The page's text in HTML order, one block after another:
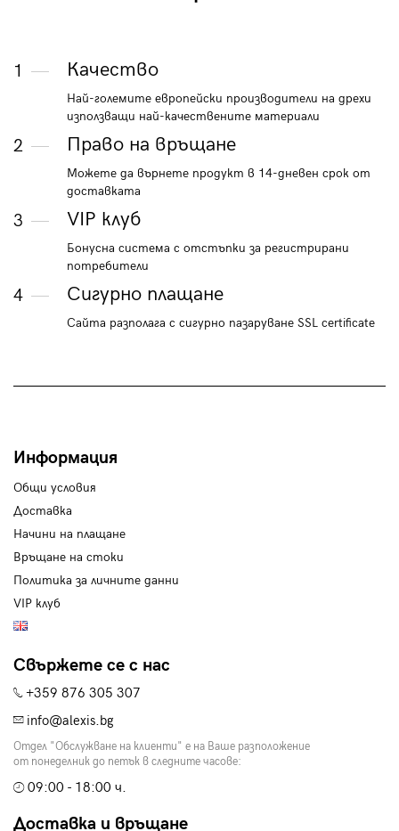
1 Качество
Най-големите европейски производители на дрехи
използващи най-качествените материали
2 Право на връщане
Можете да върнете продукт в 14-дневен срок от
доставката
3 VIP клуб
Бонусна система с отстъпки за регистрирани
потребители
4 Сигурно плащане
Сайта разполага с сигурно пазаруване SSL certificate
Информация
Общи условия
Доставка
Начини на плащане
Връщане на стоки
Политика за личните данни
VIP клуб
Свържете се с нас
+359 876 305 307
info@alexis.bg
Отдел "Обслужване на клиенти" е на Ваше разположение
от понеделник до петък в следните часове:
09:00 - 18:00 ч.
Доставка и връщане